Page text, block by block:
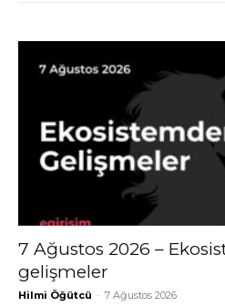
7 Ağustos 2026 –
gelişmeler
Hilmi Öğütcü - 7 Ağustos 2026